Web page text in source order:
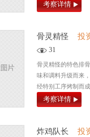
考察详情
骨灵精怪 投
31
骨灵精怪的特色排
味和调料升级而来
经特别工序烤制而
考察详情
炸鸡队长 投